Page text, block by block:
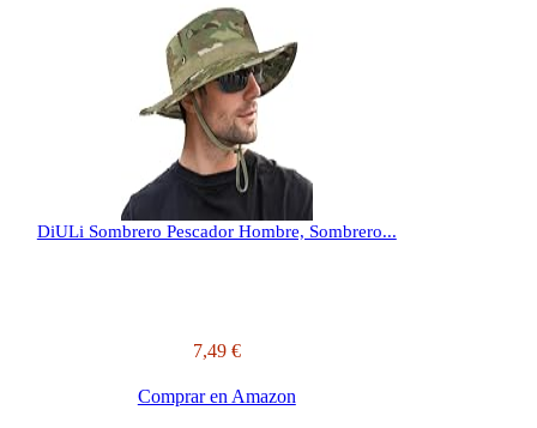
DiULi Sombrero Pescador Hombre, Sombrero...
7,49 €
Comprar en Amazon